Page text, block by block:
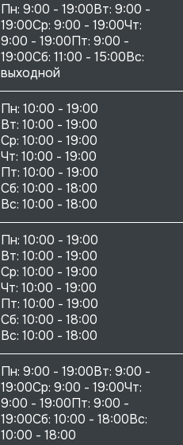
Пн: 9:00 - 19:00Вт: 9:00 -
19:00Ср: 9:00 - 19:00Чт:
9:00 - 19:00Пт: 9:00 -
19:00Сб: 11:00 - 15:00Вс:
выходной
Пн: 10:00 - 19:00
Вт: 10:00 - 19:00
Ср: 10:00 - 19:00
Чт: 10:00 - 19:00
Пт: 10:00 - 19:00
Сб: 10:00 - 18:00
Пн: 10:00 - 19:00
Вт: 10:00 - 19:00
Ср: 10:00 - 19:00
Чт: 10:00 - 19:00
Пт: 10:00 - 19:00
Сб: 10:00 - 18:00
Пн: 9:00 - 19:00Вт: 9:00 -
19:00Ср: 9:00 - 19:00Чт:
9:00 - 19:00Пт: 9:00 -
19:00Сб: 10:00 - 18:00Вс:
10:00 - 18:00